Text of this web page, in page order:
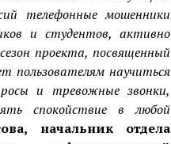
телефонные мошенники
и студентов, активно
проекта, посвященный
пользователям научиться
и тревожные звонки,
спокойствие в любой
начальник отдела